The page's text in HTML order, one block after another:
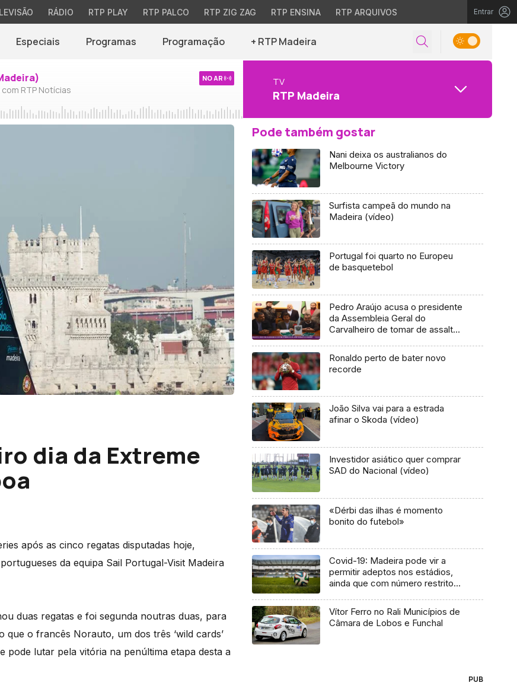
RÁDIO RTP PLAY RTP PALCO RTP ZIG ZAG RTP ENSINA RTP ARQUIVOS Entrar
Especiais Programas Programação + RTP Madeira
RTP Notícias
NO AR TV
RTP Madeira
dia da Extreme
após as cinco regatas disputadas hoje,
da equipa Sail Portugal-Visit Madeira
duas regatas e foi segunda noutras duas, para
o francês Norauto, um dos três ‘wild cards’
pode lutar pela vitória na penúltima etapa desta a
Pode também gostar
Nani deixa os australianos do
Melbourne Victory
Surfista campeã do mundo na
Madeira (vídeo)
Portugal foi quarto no Europeu
de basquetebol
Pedro Araújo acusa o presidente
da Assembleia Geral do
Carvalheiro de tomar de assalto a
Ronaldo perto de bater novo
recorde
João Silva vai para a estrada
afinar o Skoda (vídeo)
Investidor asiático quer comprar
SAD do Nacional (vídeo)
«Dérbi das ilhas é momento
bonito do futebol»
Covid-19: Madeira pode vir a
permitir adeptos nos estádios,
ainda que com número restrito
Vítor Ferro no Rali Municípios de
Câmara de Lobos e Funchal
PUB